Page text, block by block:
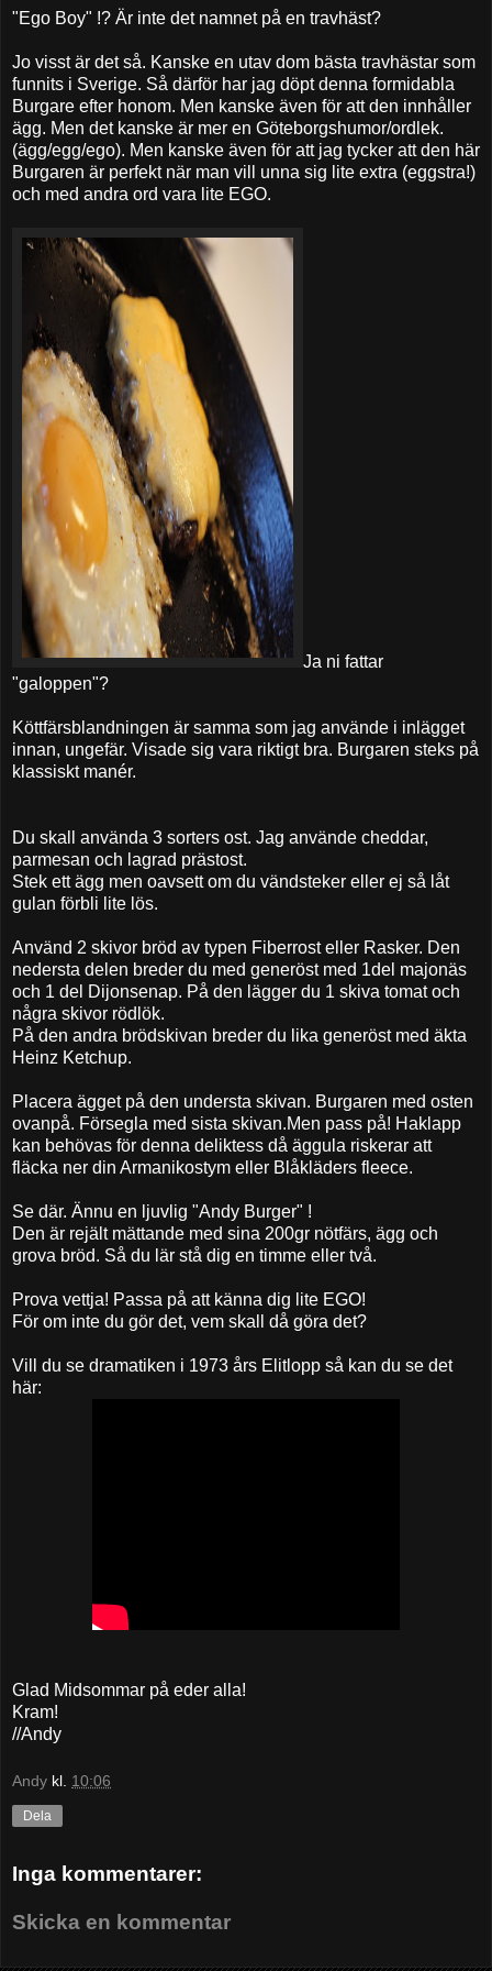
"Ego Boy" !? Är inte det namnet på en travhäst?
Jo visst är det så. Kanske en utav dom bästa travhästar som
funnits i Sverige. Så därför har jag döpt denna formidabla
Burgare efter honom. Men kanske även för att den innhåller
ägg. Men det kanske är mer en Göteborgshumor/ordlek.
(ägg/egg/ego). Men kanske även för att jag tycker att den här
Burgaren är perfekt när man vill unna sig lite extra (eggstra!)
och med andra ord vara lite EGO.
Ja ni fattar
"galoppen"?
Köttfärsblandningen är samma som jag använde i inlägget
innan, ungefär. Visade sig vara riktigt bra. Burgaren steks på
klassiskt manér.
Du skall använda 3 sorters ost. Jag använde cheddar,
parmesan och lagrad prästost.
Stek ett ägg men oavsett om du vändsteker eller ej så låt
gulan förbli lite lös.
Använd 2 skivor bröd av typen Fiberrost eller Rasker. Den
nedersta delen breder du med generöst med 1del majonäs
och 1 del Dijonsenap. På den lägger du 1 skiva tomat och
några skivor rödlök.
På den andra brödskivan breder du lika generöst med äkta
Heinz Ketchup.
Placera ägget på den understa skivan. Burgaren med osten
ovanpå. Försegla med sista skivan.Men pass på! Haklapp
kan behövas för denna deliktess då äggula riskerar att
fläcka ner din Armanikostym eller Blåkläders fleece.
Se där. Ännu en ljuvlig "Andy Burger" !
Den är rejält mättande med sina 200gr nötfärs, ägg och
grova bröd. Så du lär stå dig en timme eller två.
Prova vettja! Passa på att känna dig lite EGO!
För om inte du gör det, vem skall då göra det?
Vill du se dramatiken i 1973 års Elitlopp så kan du se det
här:
Glad Midsommar på eder alla!
Kram!
//Andy
Andy kl. 10:06
Dela
Inga kommentarer:
Skicka en kommentar